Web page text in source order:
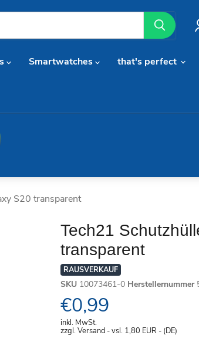
Smartwatches that's perfect
S20 transparent
Tech21
transparent
RAUSVERKAUF
SKU 10073461-0 Herstellernummer
Aktueller Preis
€0,99
inkl. MwSt.
zzgl. Versand - vsl. 1,80 EUR - (DE)